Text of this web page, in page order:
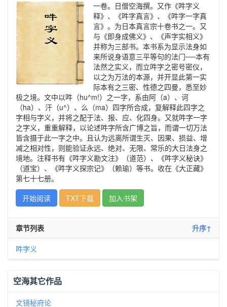
一卷。日僧空海撰。又作《吽字义
释》、《吽字真言》、《吽字一字真
言》。为日本真言宗十卷书之一。又
与《即身成佛义》、《声字实相义》
并称为三部书。本书系为显示法身如
来所说身语意三平等句的法门──本有
法然之实义，而立吽字之密号密仪，
以之为万法的本源，并开显此第一实
际本有之三密、性德之四曼，悉至妙
极之境。文中以吽（hu^m!）之一字，系由阿（a）、诃
（ha）、汗（u^）、么（ma）四字所合成，复解释此四字之
字相与字义，并将之配于法、报、应、化四身。又就吽字一字
之字义，重重解释，以论述吽字所含广博之旨，而谓一切万法
皆含摄于此一字之中。且认为远离所谓生灭、因果、损益、增
减之相对性，则能验证永远、绝对、无限、常乐的大日法身之
境地。注释书有《吽字义勘文注》（道范）、《吽字义秘诀》
（道宝）、《吽字义探宗记》（赖瑜）等书。收在《大正藏》
第七十七册。
开始阅读
TXT下载 加入书架
章节列表 升序↑
吽字义
空海其它作品
文镜秘府论